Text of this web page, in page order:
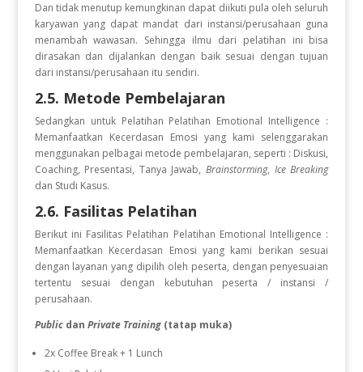
Dan tidak menutup kemungkinan dapat diikuti pula oleh seluruh
karyawan yang dapat mandat dari instansi/perusahaan guna
menambah wawasan. Sehingga ilmu dari pelatihan ini bisa
dirasakan dan dijalankan dengan baik sesuai dengan tujuan
dari instansi/perusahaan itu sendiri.
2.5. Metode Pembelajaran
Sedangkan untuk Pelatihan Pelatihan Emotional Intelligence :
Memanfaatkan Kecerdasan Emosi yang kami selenggarakan
menggunakan pelbagai metode pembelajaran, seperti : Diskusi,
Coaching, Presentasi, Tanya Jawab,Brainstorming, Ice Breaking
dan Studi Kasus.
2.6. Fasilitas Pelatihan
Berikut ini Fasilitas Pelatihan Pelatihan Emotional Intelligence :
Memanfaatkan Kecerdasan Emosi yang kami berikan sesuai
dengan layanan yang dipilih oleh peserta, dengan penyesuaian
tertentu sesuai dengan kebutuhan peserta / instansi /
perusahaan.
Publicdan Private Training (tatap muka)
2x Coffee Break + 1 Lunch